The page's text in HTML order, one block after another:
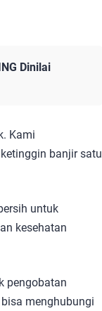
Dinilai
Kami
banjir satu
untuk
kesehatan
pengobatan
menghubungi